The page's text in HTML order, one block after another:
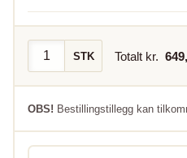
STK Totalt kr. 649
OBS! Bestillingstillegg kan